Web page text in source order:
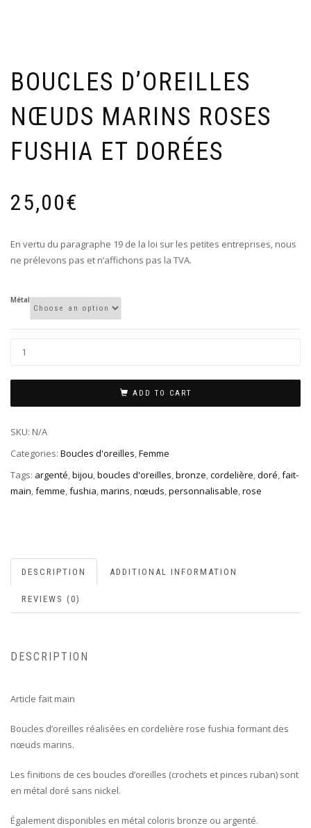
BOUCLES D’OREILLES
NŒUDS MARINS ROSES
FUSHIA ET DORÉES
25,00€
En vertu du paragraphe 19 de la loi sur les petites entreprises, nous
ne prélevons pas et n’affichons pas la TVA.
Métal
ADD TO CART
SKU: N/A
Categories: Boucles d'oreilles,Femme
Tags: argenté,bijou,boucles d'oreilles,bronze,cordelière,doré,fait-
main,femme,fushia,marins,nœuds,personnalisable,rose
DESCRIPTION ADDITIONAL INFORMATION
REVIEWS (0)
DESCRIPTION
Article fait main
Boucles d’oreilles réalisées en cordelière rose fushia formant des
nœuds marins.
Les finitions de ces boucles d’oreilles (crochets et pinces ruban) sont
en métal doré sans nickel.
Également disponibles en métal coloris bronze ou argenté.